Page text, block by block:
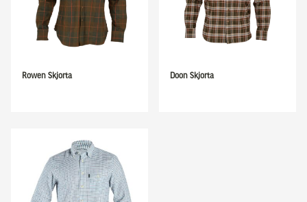
Rowen Skjorta Doon Skjorta